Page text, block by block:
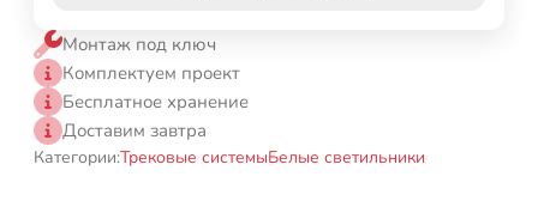
Монтаж под ключ
Комплектуем проект
Бесплатное хранение
Доставим завтра
Категории:Трековые системыБелые светильники